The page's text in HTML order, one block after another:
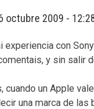
octubre 2009 -
experiencia con
y sin salir
cuando un Apple
una marca de las